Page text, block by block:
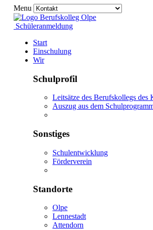
Menu
Schüleranmeldung
Start
Einschulung
Wir
Schulprofil
Leitsätze des Berufskollegs des
Auszug aus dem
Sonstiges
Schulentwicklung
Förderverein
Standorte
Olpe
Lennestadt
Attendorn